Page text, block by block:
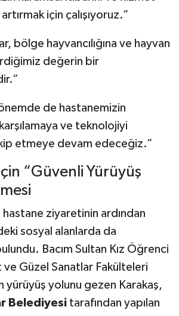
için çalışıyoruz.”
bölge hayvancılığına ve hayvan
değerin bir
de hastanemizin
ve teknolojiyi
etmeye devam edeceğiz.”
“Güvenli Yürüyüş
ziyaretinin ardından
sosyal alanlarda da
Bacım Sultan Kız Öğrenci
ve Güzel Sanatlar Fakülteleri
yürüyüş yolunu gezen Karakaş,
Belediyesitarafından yapılan